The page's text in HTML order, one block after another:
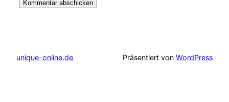
unique-online.de Präsentiert von WordPress